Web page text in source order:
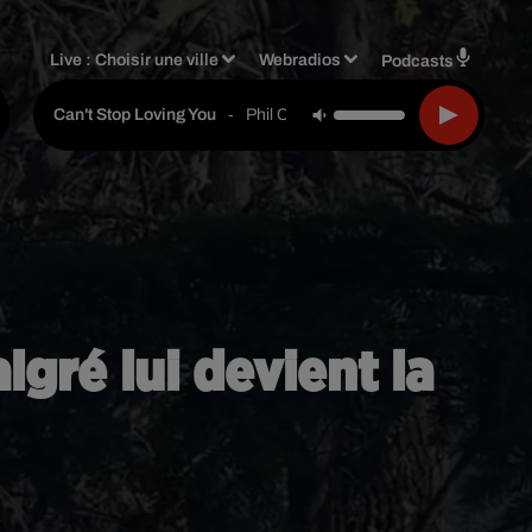
Live :Choisir une ville Webradios Podcasts
Can't Stop Loving You - Phil Collins
lui devient la